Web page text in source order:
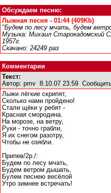
Обсуждаем песню:
Лыжная песня - 01:44 (409Kb)
"Будем по лесу мчать, будем
Музыка: Михаил Старокадомский
1957г.
Скачано: 24249 раз
Комментарии
Текст:
Автор: pmv 8.10.07 23:59
Лыжи лёгкие скрипят,
Сколько нами пройдено!
Стали щёки у ребят -
Красная смородина.
На морозе, на ветру,
Руки - точно грабли,
Я их снегом разотру,
Чтобы не озябли.
Припев/2р./:
Будем по лесу мчать,
Будем ветром дышать,
Булем песнею весёлой
Утро зимнее встречать!